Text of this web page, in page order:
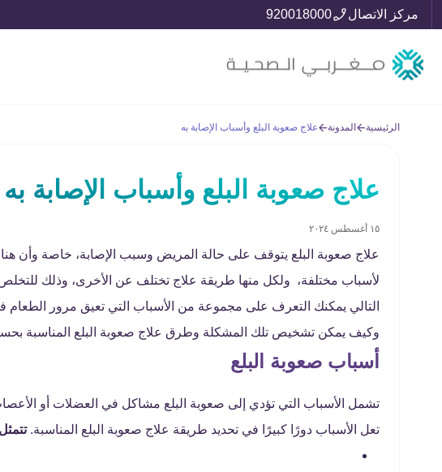
مركز الاتصال 920018000
الرئيسية المدونة علاج صعوبة البلع وأسباب الإصابة به
علاج صعوبة البلع وأسباب الإصابة به
١٥ أغسطس ٢٠٢٤
علاج صعوبة البلع يتوقف على حالة المريض وسبب الإصابة، خاصة وأن
لأسباب مختلفة، ولكل منها طريقة علاج تختلف عن الأخرى، وذلك للتخلص
التالي يمكنك التعرف على مجموعة من الأسباب التي تعيق مرور الطعام
وكيف يمكن تشخيص تلك المشكلة وطرق علاج صعوبة البلع المناسبة
أسباب صعوبة البلع
تشمل الأسباب التي تؤدي إلى صعوبة البلع مشاكل في العضلات أو
تعل الأسباب دورًا كبيرًا في تحديد طريقة علاج صعوبة البلع المناسبة.